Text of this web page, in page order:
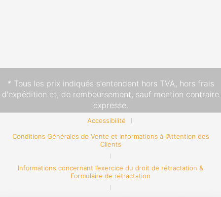
* Tous les prix indiqués s'entendent hors TVA, hors frais
d'expédition et, de remboursement, sauf mention contraire
expresse.
Accessibilité
Conditions Générales de Vente et Informations à l’Attention des
Clients
Informations concernant l’exercice du droit de rétractation &
Formulaire de rétractation